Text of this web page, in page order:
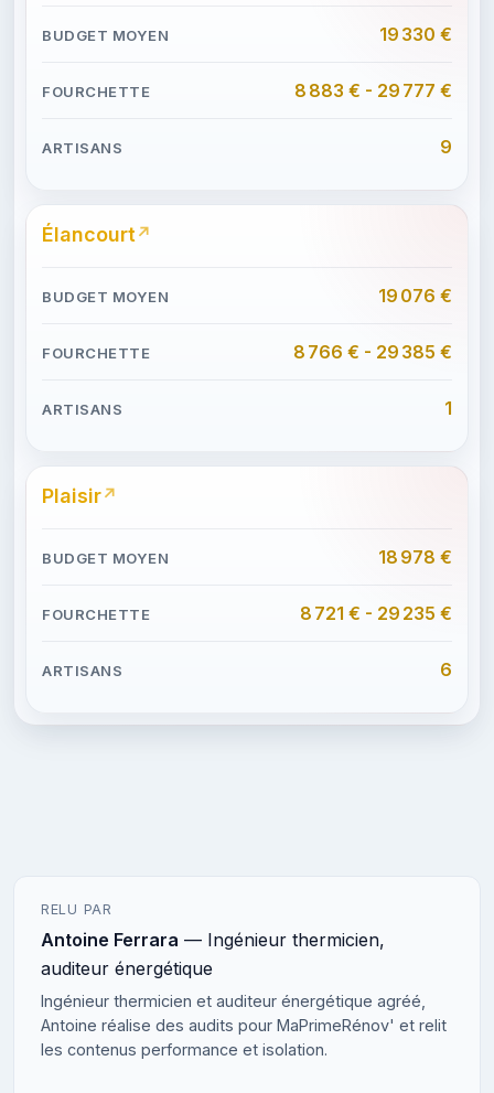
19 330 €
8 883 € - 29 777 €
9
Élancourt
19 076 €
8 766 € - 29 385 €
1
Plaisir
18 978 €
8 721 € - 29 235 €
6
RELU PAR
Antoine Ferrara — Ingénieur thermicien,
auditeur énergétique
Ingénieur thermicien et auditeur énergétique agréé,
Antoine réalise des audits pour MaPrimeRénov' et relit
les contenus performance et isolation.